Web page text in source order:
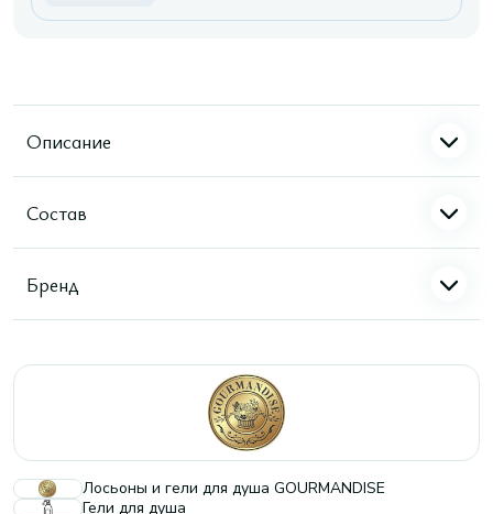
Описание
Состав
Бренд
Лосьоны и гели для душа GOURMANDISE
Гели для душа